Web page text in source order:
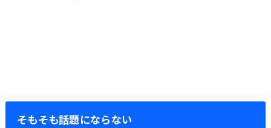
そもそも話題にならない